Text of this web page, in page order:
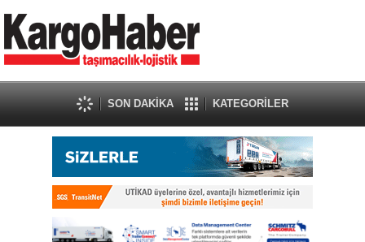
SON DAKİKA KATEGORİLER